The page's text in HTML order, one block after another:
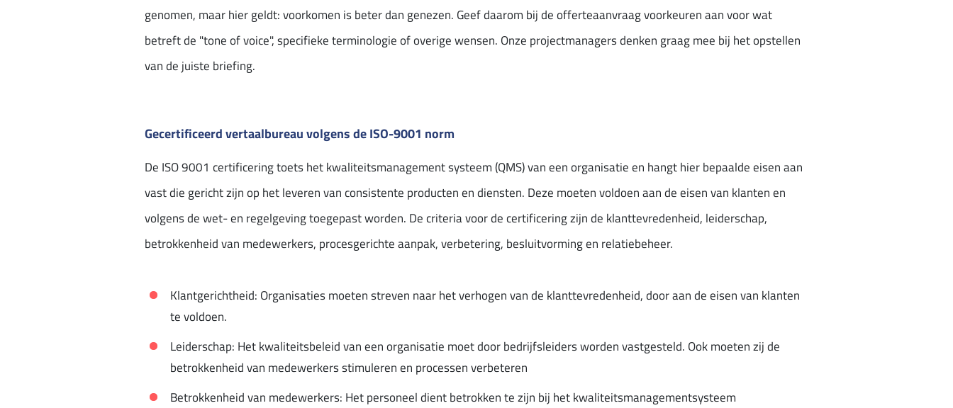
genomen, maar hier geldt:​ voorkomen is beter dan genezen. Geef daarom bij de offerteaanvraag voorkeuren aan voor wat
betreft de "tone of voice", specifieke terminologie of overige wensen. Onze projectmanagers denken graag mee bij het opstellen
van de juiste briefing.
Gecertificeerd vertaalbureau volgens de ISO-9001 norm
De ISO 9001 certificering toets het kwaliteitsmanagement systeem (QMS) van een organisatie en hangt hier bepaalde eisen aan
vast die gericht zijn op het leveren van consistente producten en diensten. Deze moeten voldoen aan de eisen van klanten en
volgens de wet- en regelgeving toegepast worden. De criteria voor de certificering zijn de klanttevredenheid, leiderschap,
betrokkenheid van medewerkers, procesgerichte aanpak, verbetering, besluitvorming en relatiebeheer.
Klantgerichtheid: Organisaties moeten streven naar het verhogen van de klanttevredenheid, door aan de eisen van klanten
te voldoen.
Leiderschap: Het kwaliteitsbeleid van een organisatie moet door bedrijfsleiders worden vastgesteld. Ook moeten zij de
betrokkenheid van medewerkers stimuleren en processen verbeteren
Betrokkenheid van medewerkers: Het personeel dient betrokken te zijn bij het kwaliteitsmanagementsysteem